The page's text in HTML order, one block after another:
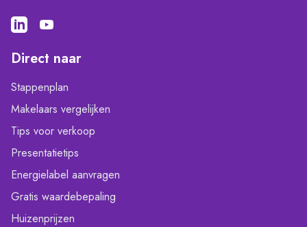
Direct naar
Stappenplan
Makelaars vergelijken
Tips voor verkoop
Presentatietips
Energielabel aanvragen
Gratis waardebepaling
Huizenprijzen